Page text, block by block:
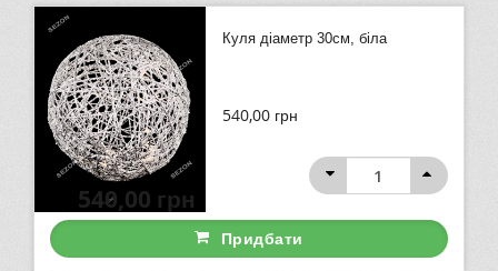
Куля діаметр 30см, біла
540,00 грн
540,00 грн
Придбати